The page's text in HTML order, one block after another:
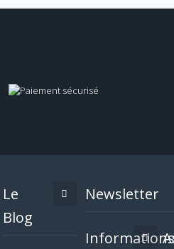
Le
Blog
Newsletter
Informations